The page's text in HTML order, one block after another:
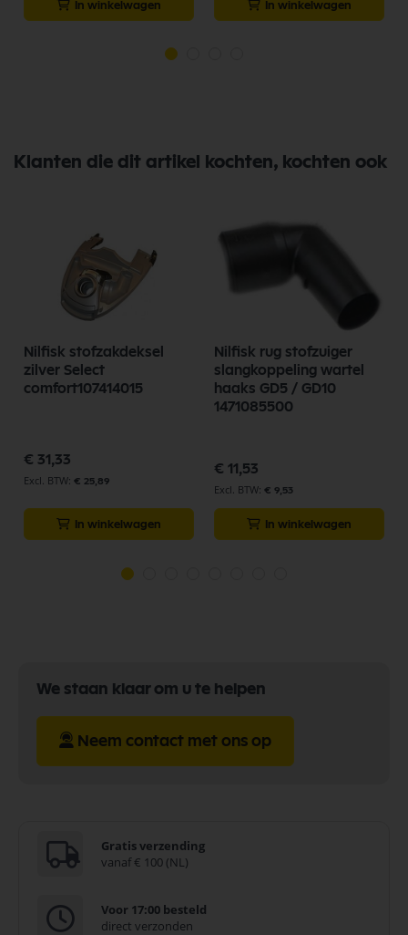
In winkelwagen In winkelwagen
Klanten die dit artikel kochten, kochten ook
Nilfisk stofzakdeksel
zilver Select
comfort107414015
€ 31,33
€ 25,89
In winkelwagen
Nilfisk rug stofzuiger
slangkoppeling wartel
haaks GD5 / GD10
1471085500
€ 11,53
€ 9,53
In winkelwagen
We staan klaar om u te helpen
Neem contact met ons op
Gratis verzending
vanaf € 100 (NL)
Voor 17:00 besteld
direct verzonden